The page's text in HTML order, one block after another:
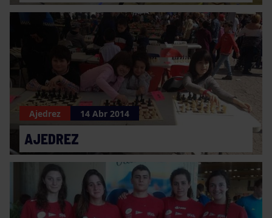
Ajedrez 14 Abr 2014
AJEDREZ